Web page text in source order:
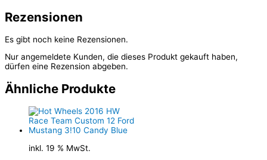
Rezensionen
Es gibt noch keine Rezensionen.
Nur angemeldete Kunden, die dieses Produkt gekauft haben,
dürfen eine Rezension abgeben.
Ähnliche Produkte
inkl. 19 % MwSt.